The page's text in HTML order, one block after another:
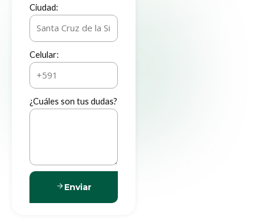
Ciudad:
Celular:
¿Cuáles son tus dudas?
Enviar